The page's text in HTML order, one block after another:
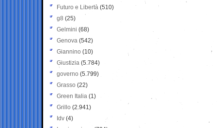
Futuro e Libertà (510)
g8 (25)
Gelmini (68)
Genova (542)
Giannino (10)
Giustizia (5.784)
governo (5.799)
Grasso (22)
Green Italia (1)
Grillo (2.941)
Idv (4)